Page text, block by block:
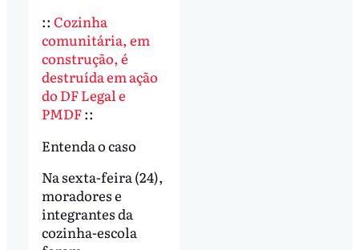
:: Cozinha
comunitária, em
construção, é
destruída em ação
do DF Legal e
PMDF::
Entenda o caso
Na sexta-feira (24),
moradores e
integrantes da
cozinha-escola